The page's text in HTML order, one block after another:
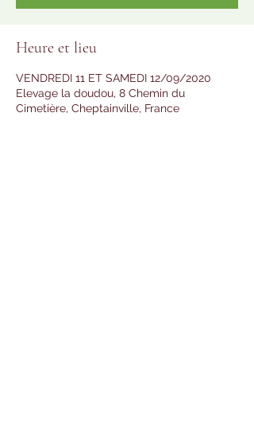
Heure et lieu
VENDREDI 11 ET SAMEDI 12/09/2020
Elevage la doudou, 8 Chemin du
Cimetière, Cheptainville, France